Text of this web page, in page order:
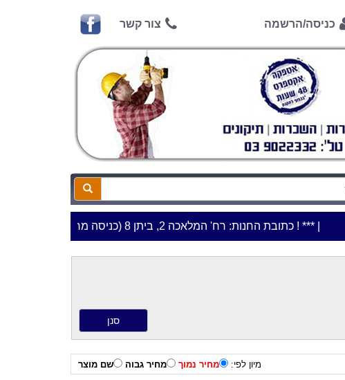
כניסה/הרשמה צור קשר
***כתובת החנות: רח' המלאכה 2, ביתן 8 (כניסה מרח' עמל 5) א.ת.פארק אפק, ראש העין***
מיון לפי: מחיר נמוך מחיר גבוה שם מוצר